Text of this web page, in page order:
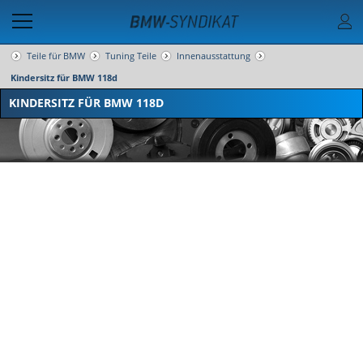
Teile für BMW Tuning Teile
Innenausstattung
Kindersitz für BMW 118d
KINDERSITZ FÜR BMW 118D